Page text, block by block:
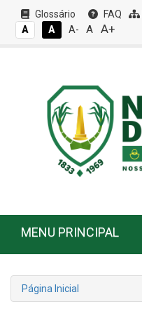
Glossário FAQ
A
A A- A A+
MENU PRINCIPAL
Página Inicial